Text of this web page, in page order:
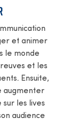
et animer
le monde
et les
Ensuite,
augmenter
les lives
audience